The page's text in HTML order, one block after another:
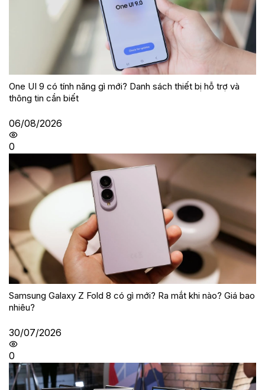
One UI 9 có tính năng gì mới? Danh sách thiết bị hỗ trợ và
thông tin cần biết
06/08/2026
0
Samsung Galaxy Z Fold 8 có gì mới? Ra mắt khi nào? Giá bao
nhiêu?
30/07/2026
0